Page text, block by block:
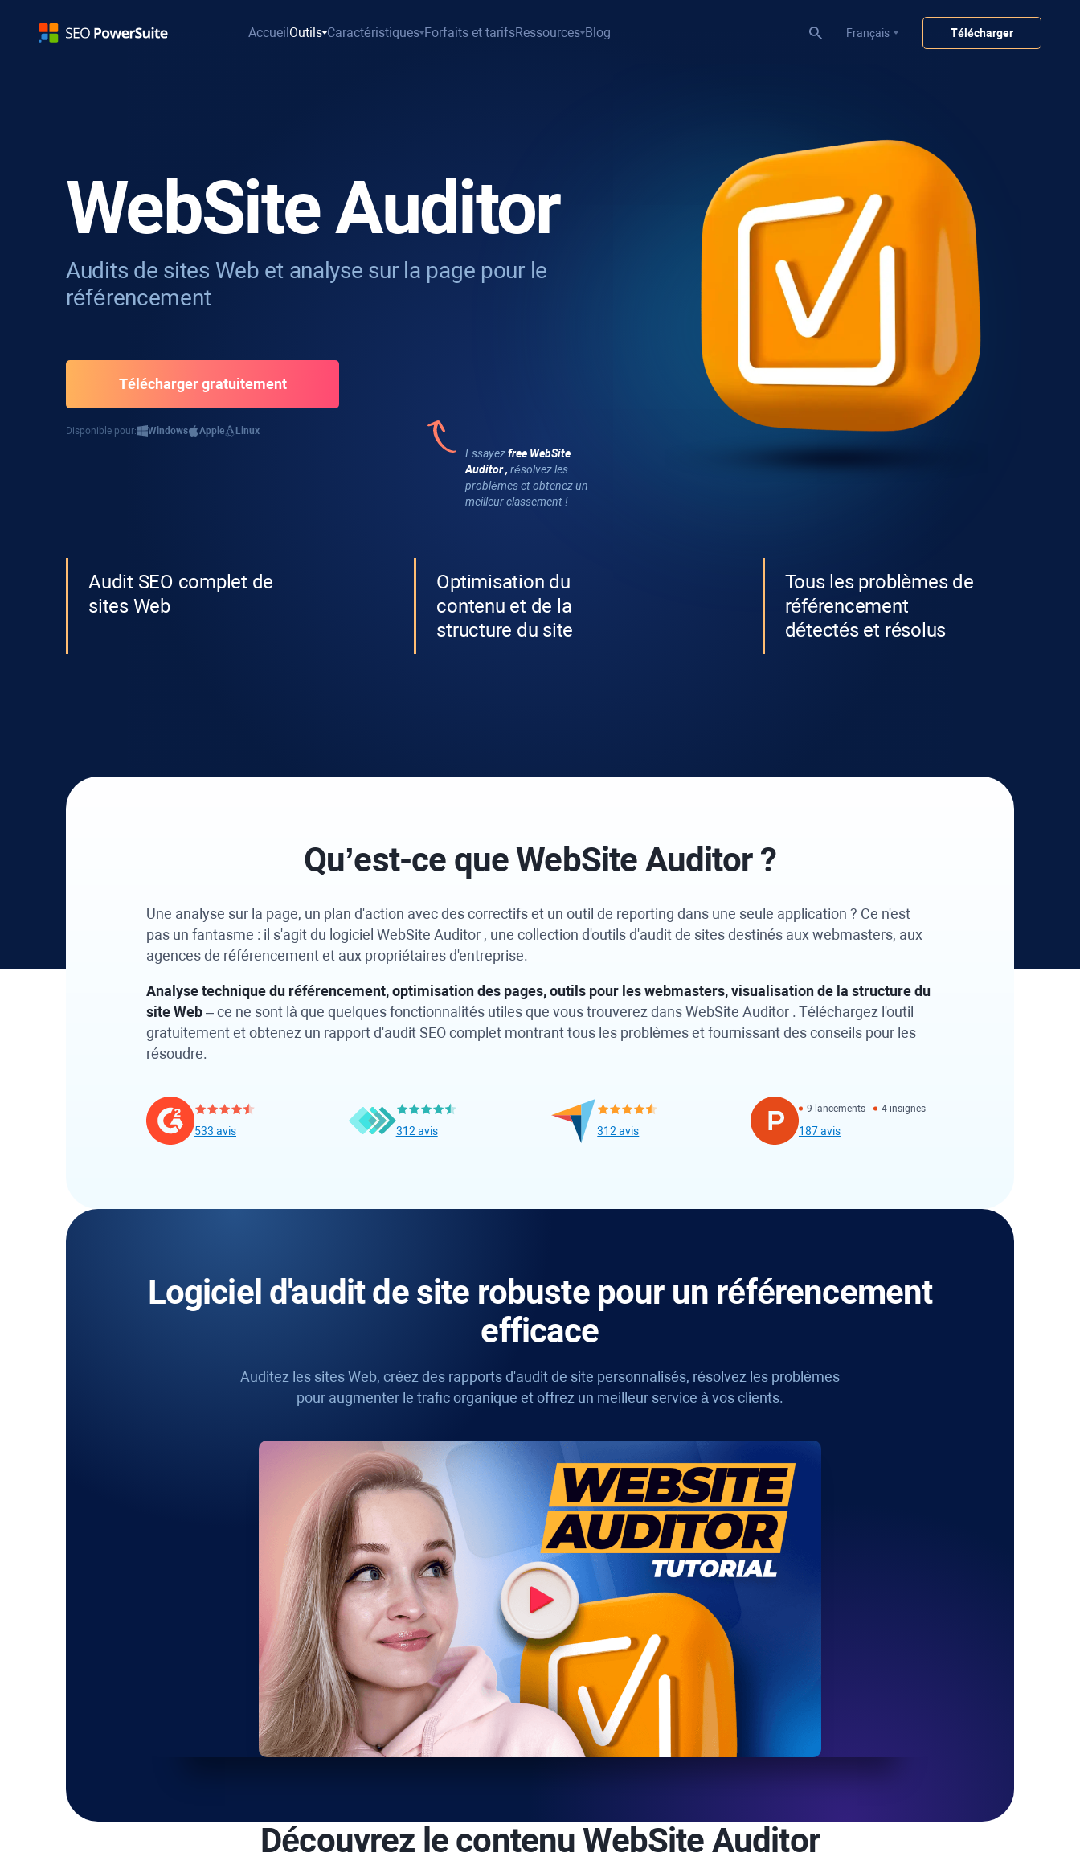
AccueilOutils Caractéristiques Forfaits et tarifsRessources Blog Français Télécharger
WebSite Auditor
Audits de sites Web et analyse sur la page pour le
référencement
Télécharger gratuitement
Essayezfree WebSite
Auditor, résolvez les
problèmes et obtenez un
meilleur classement !
Disponible pour: Windows Apple Linux
Audit SEO complet de
sites Web
Optimisation du
contenu et de la
structure du site
Tous les problèmes de
référencement
détectés et résolus
Qu’est-ce queWebSite Auditor?
Une analyse sur la page, un plan d'action avec des correctifs et un outil de reporting dans une seule application ? Ce n'est
pas un fantasme : il s'agit du logiciel WebSite Auditor , une collection d'outils d'audit de sites destinés aux webmasters, aux
agences de référencement et aux propriétaires d'entreprise.
Analyse technique du référencement, optimisation des pages, outils pour les webmasters, visualisation de la structure du
site Web– ce ne sont là que quelques fonctionnalités utiles que vous trouverez dansWebSite Auditor . Téléchargez l'outil
gratuitement et obtenez un rapport d'audit SEO complet montrant tous les problèmes et fournissant des conseils pour les
résoudre.
533 avis 312 avis 312 avis
9 lancements 4 insignes
187 avis
Logiciel d'audit de site robuste pour un référencement
efficace
Auditez les sites Web, créez des rapports d'audit de site personnalisés, résolvez les problèmes
pour augmenter le trafic organique et offrez un meilleur service à vos clients.
Découvrez le contenuWebSite Auditor